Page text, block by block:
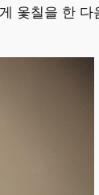
옻칠을 한